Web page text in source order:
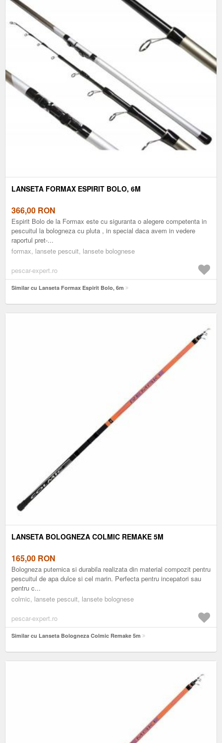
LANSETA FORMAX ESPIRIT BOLO, 6M
366,00 RON
Espirit Bolo de la Formax este cu siguranta o alegere competenta in
pescuitul la bologneza cu pluta , in special daca avem in vedere
raportul pret-...
formax, lansete pescuit, lansete bolognese
pescar-expert.ro
Similar cu Lanseta Formax Espirit Bolo, 6m
LANSETA BOLOGNEZA COLMIC REMAKE 5M
165,00 RON
Bologneza puternica si durabila realizata din material compozit pentru
pescuitul de apa dulce si cel marin. Perfecta pentru incepatori sau
pentru c...
colmic, lansete pescuit, lansete bolognese
pescar-expert.ro
Similar cu Lanseta Bologneza Colmic Remake 5m